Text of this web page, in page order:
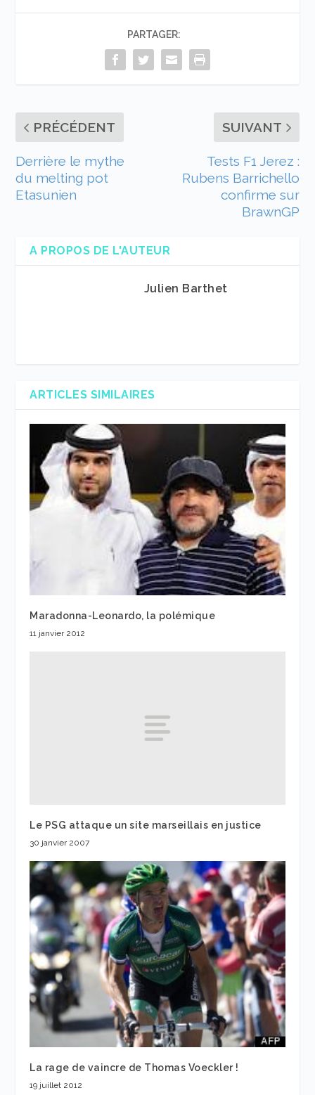
PARTAGER:
PRÉCÉDENT
Derrière le mythe
du melting pot
Etasunien
SUIVANT
Tests F1 Jerez :
Rubens Barrichello
confirme sur
BrawnGP
A PROPOS DE L'AUTEUR
Julien Barthet
ARTICLES SIMILAIRES
Maradonna-Leonardo, la polémique
11 janvier 2012
Le PSG attaque un site marseillais en justice
30 janvier 2007
La rage de vaincre de Thomas Voeckler !
19 juillet 2012